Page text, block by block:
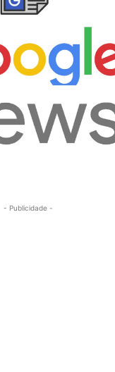
- Publicidade -